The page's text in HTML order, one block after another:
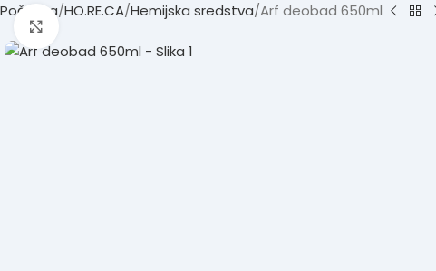
Početna HO.RE.CA Hemijska sredstva Arf deobad 650ml